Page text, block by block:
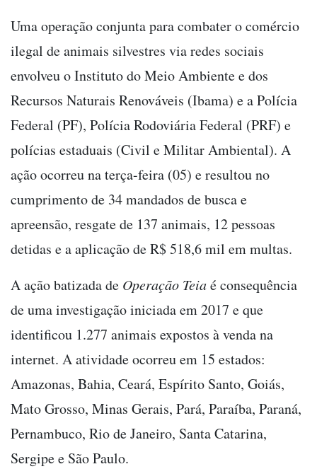
Uma operação conjunta para combater o comércio
ilegal de animais silvestres via redes sociais
envolveu o Instituto do Meio Ambiente e dos
Recursos Naturais Renováveis (Ibama) e a Polícia
Federal (PF), PolíciaRodoviária Federal (PRF) e
polícias estaduais (Civil e MilitarAmbiental). A
ação ocorreu na terça-feira (05) e resultou no
cumprimento de 34 mandados de busca e
apreensão, resgate de 137 animais, 12 pessoas
detidas e a aplicação de R$ 518,6 mil em multas.
A ação batizada de Operação Teiaé consequência
de uma investigação iniciada em 2017 e que
identificou 1.277 animais expostos à venda na
internet. A atividade ocorreu em 15 estados:
Amazonas, Bahia, Ceará, Espírito Santo, Goiás,
Mato Grosso, Minas Gerais, Pará, Paraíba, Paraná,
Pernambuco, Rio de Janeiro, Santa Catarina,
Sergipe e São Paulo.